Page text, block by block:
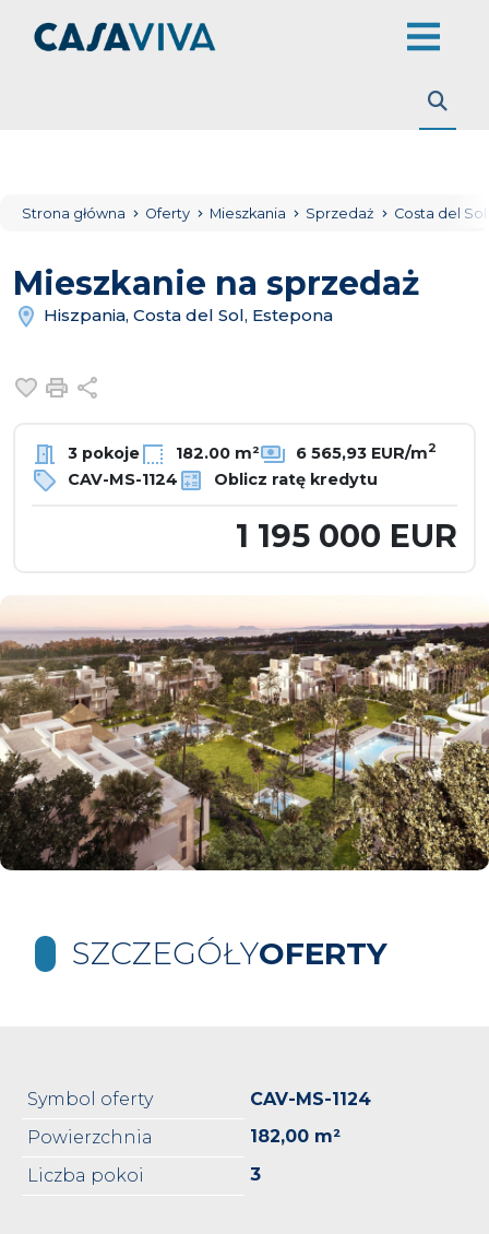
Strona główna Oferty Mieszkania Sprzedaż Costa del Sol
Mieszkanie na sprzedaż
Hiszpania, Costa del Sol, Estepona
Dodaj do ulubionych
Drukuj
3 pokoje 182.00 m² 6 565,93 EUR/m2
CAV-MS-1124 Oblicz ratę kredytu
1 195 000 EUR
SZCZEGÓŁYOFERTY
Symbol oferty
CAV-MS-1124
Powierzchnia
182,00 m²
Liczba pokoi
3